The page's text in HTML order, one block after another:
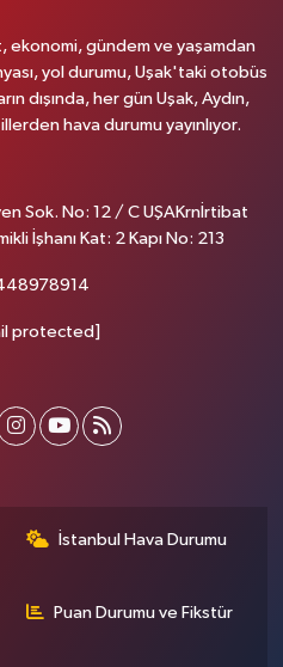
ekonomi, gündem ve yaşamdan
yol durumu, Uşak'taki otobüs
dışında, her gün Uşak, Aydın,
hava durumu yayınlıyor.
Sok. No: 12 / C UŞAKrnİrtibat
İşhanı Kat: 2 Kapı No: 213
protected]
İstanbul Hava Durumu
Puan Durumu ve Fikstür